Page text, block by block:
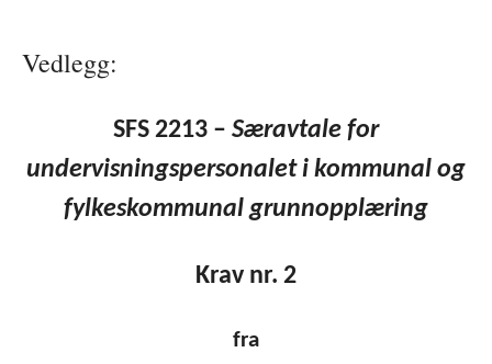
Vedlegg:
SFS 2213 – Særavtale for
undervisningspersonalet i kommunal og
fylkeskommunal grunnopplæring
Krav nr. 2
fra